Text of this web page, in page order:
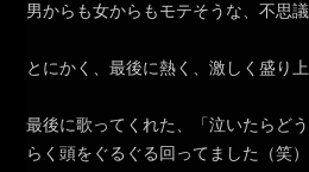
男からも女からもモテそうな、不思議
とにかく、最後に熱く、激しく盛り
最後に歌ってくれた、「泣いたらど
らく頭をぐるぐる回ってました（笑）